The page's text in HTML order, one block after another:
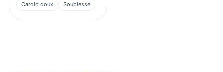
Cardio doux
Souplesse